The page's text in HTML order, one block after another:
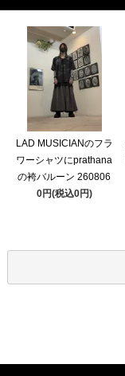
LAD MUSICIANのフラ
ワーシャツにprathana
の袴バルーン 260806
0円(税込0円)